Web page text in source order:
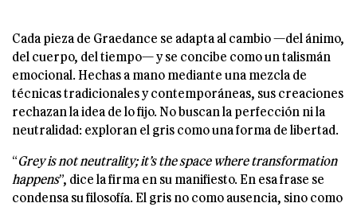
Cada pieza de Graedance se adapta al cambio —del ánimo,
del cuerpo, del tiempo— y se concibe como un talismán
emocional. Hechas a mano mediante una mezcla de
técnicas tradicionales y contemporáneas, sus creaciones
rechazan la idea de lo fijo. No buscan la perfección ni la
neutralidad: exploran el gris como una forma de libertad.
“Grey is not neutrality; it’s the space where transformation
happens”, dice la firma en su manifiesto. En esa frase se
condensa su filosofía. El gris no como ausencia, sino como